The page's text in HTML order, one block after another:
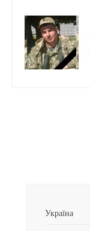
Україна